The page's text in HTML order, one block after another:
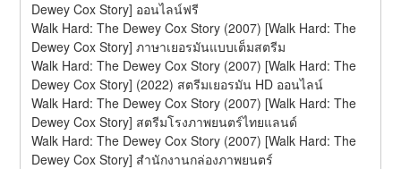
Dewey Cox Story] ออนไลน์ฟรี
Walk Hard: The Dewey Cox Story (2007) [Walk Hard: The
Dewey Cox Story] ภาษาเยอรมันแบบเต็มสตรีม
Walk Hard: The Dewey Cox Story (2007) [Walk Hard: The
Dewey Cox Story] (2022) สตรีมเยอรมัน HD ออนไลน์
Walk Hard: The Dewey Cox Story (2007) [Walk Hard: The
Dewey Cox Story] สตรีมโรงภาพยนตร์ไทยแลนด์
Walk Hard: The Dewey Cox Story (2007) [Walk Hard: The
Dewey Cox Story] สํานักงานกล่องภาพยนตร์